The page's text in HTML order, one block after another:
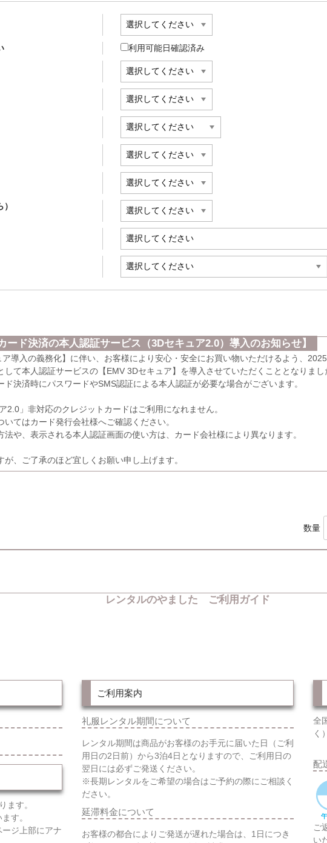
利用可能日確認済み
ード決済の本人認証サービス（3Dセキュア2.0）導入のお知らせ】
ア導入の義務化】に伴い、お客様により安心・安全にお買い物いただけるよう、
して本人認証サービスの【EMV 3Dセキュア】を導入させていただくこととなりまし
ド決済時にパスワードやSMS認証による本人認証が必要な場合がございます。
2.0」非対応のクレジットカードはご利用になれません。
てはカード発行会社様へご確認ください。
や、表示される本人認証画面の使い方は、カード会社様により異なります。
が、ご了承のほど宜しくお願い申し上げます。
数量
レンタルのやました ご利用ガイド
ます。
す。
ジ上部にアナ
ご利用案内
礼服レンタル期間について
レンタル期間は商品がお客様のお手元に届いた日（ご利
用日の2日前）から3泊4日となりますので、ご利用日の
翌日には必ずご発送ください。
※長期レンタルをご希望の場合はご予約の際にご相談く
ださい。
延滞料金について
お客様の都合によりご発送が遅れた場合は、1日につき
全
く
配
ご
い